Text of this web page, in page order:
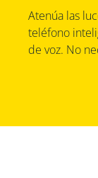
Atenúa las
teléfono
de voz. No